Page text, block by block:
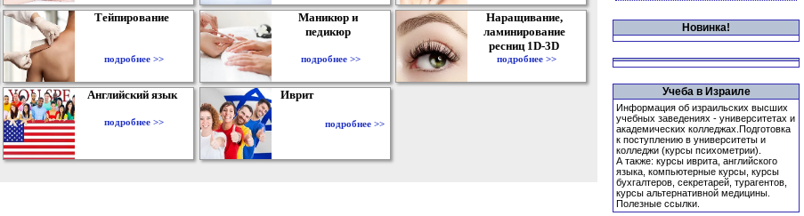
Тейпирование
подробнее >>
Маникюр и
педикюр
подробнее >>
Наращивание,
ламинирование
ресниц 1D-3D
подробнее >>
Английский язык
подробнее >>
Иврит
подробнее >>
Новинка!
Учеба в Израиле
Информация об израильских высших
учебных заведениях - университетах и
академических колледжах.Подготовка
к поступлению в университеты и
колледжи (курсы психометрии).
А также: курсы иврита, английского
языка, компьютерные курсы, курсы
бухгалтеров, секретарей, турагентов,
курсы альтернативной медицины.
Полезные ссылки.